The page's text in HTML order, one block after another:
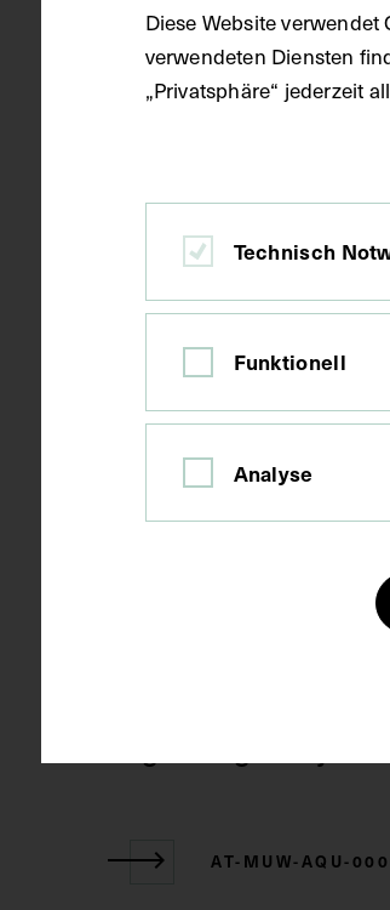
Technik
Kurzbeschreibung
AT-MUW-AQU-
Diese Website
verwendeten Diensten
„Privatsphäre“ jederzeit
Technisch
Funktionell
Analyse